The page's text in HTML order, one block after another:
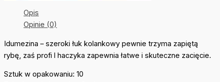
Opis
Opinie (0)
Idumezina – szeroki łuk kolankowy pewnie trzyma zapiętą
rybę, zaś profi l haczyka zapewnia łatwe i skuteczne zacięcie.
Sztuk w opakowaniu: 10